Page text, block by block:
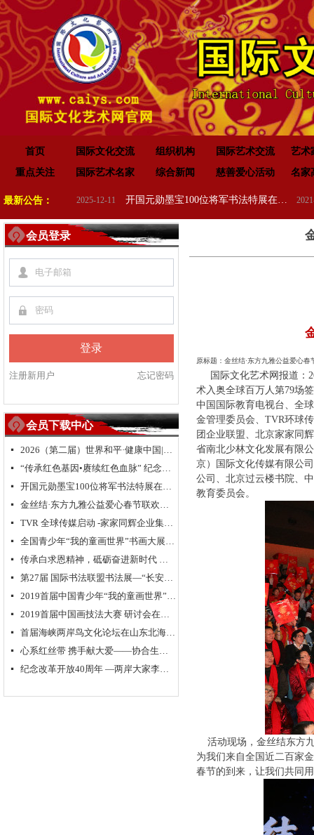
首页 国际文化交流 组织机构 国际艺术交流
艺术
重点关注
国际艺术名家 综合新闻 慈善爱心活动 名家
最新公告：2025-12-11
“传承红色基因•赓续红色血脉” 纪念中国人民抗日战争暨世界反法西斯战争胜利 80 周年 2021-07-31
开国元勋墨宝100位将军书法特展在高唐举办
原标题：金丝结·东方九雅公益爱心
国际文化艺术网报道：
术入奥全球百万人第79场
中国国际教育电视台、全
金管理委员会、TVR环球
团企业联盟、北京家家同
省南北少林文化发展有限
京）国际文化传媒有限公
公司、北京过云楼书院、
教育委员会。
活动现场，金丝结东方
为我们来自全国近二百家
春节的到来，让我们共同
会员登录
넙
끕
登录
忘记密码
注册新用户
会员下载中心
넷 2026（第二届）世界和平·健康中国|全球华人福运五洲·世界和平祈愿盛典暨全球华侨华人送“福”活动
넷 “传承红色基因•赓续红色血脉” 纪念中国人民抗日战争暨世界反法西斯战争胜利 80 周年
넷 开国元勋墨宝100位将军书法特展在高唐举办
넷 金丝结·东方九雅公益爱心春节联欢晚会隆重举行
넷 TVR 全球传媒启动 -家家同辉企业集团成立 新闻发布会在浙江.乌镇隆重举行
넷 全国青少年“我的童画世界”书画大展大型公益活动北京总决赛颁奖典礼
넷 传承白求恩精神，砥砺奋进新时代 纪念白求恩80周年研讨会
넷 第27届 国际书法联盟书法展—“长安国际书法邀请展”在西安大明宫国家遗址公园丹凤门博物馆启幕
넷 2019首届中国青少年“我的童画世界”书画大展启动仪式在长城脚下拉开帷幕
넷 2019首届中国画技法大赛 研讨会在京举行
넷 首届海峡两岸鸟文化论坛在山东北海举行
넷 心系红丝带 携手献大爱——协合生物集团超级抗原免疫治疗助力“艾滋病防控”
넷 纪念改革开放40周年 —两岸大家李奇茂、单应桂书画作品交流展隆重开幕